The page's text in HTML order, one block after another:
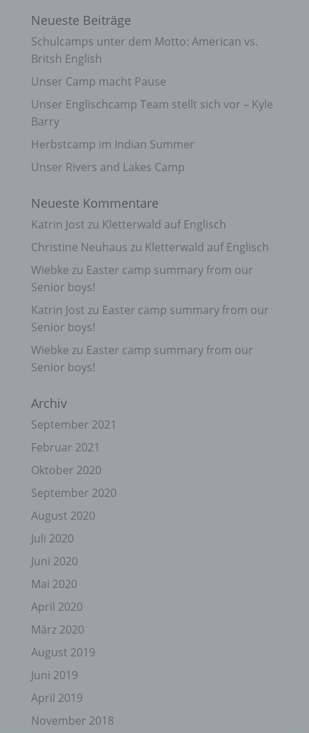
Neueste Beiträge
Schulcamps unter dem Motto: American vs.
Britsh English
Unser Camp macht Pause
Unser Englischcamp Team stellt sich vor – Kyle
Barry
Herbstcamp im Indian Summer
Unser Rivers and Lakes Camp
Neueste Kommentare
Katrin Jost zu Kletterwald auf Englisch
Christine Neuhaus zu Kletterwald auf Englisch
Wiebke zu Easter camp summary from our
Senior boys!
Katrin Jost zu Easter camp summary from our
Senior boys!
Wiebke zu Easter camp summary from our
Senior boys!
Archiv
September 2021
Februar 2021
Oktober 2020
September 2020
August 2020
Juli 2020
Juni 2020
Mai 2020
April 2020
März 2020
August 2019
Juni 2019
April 2019
November 2018